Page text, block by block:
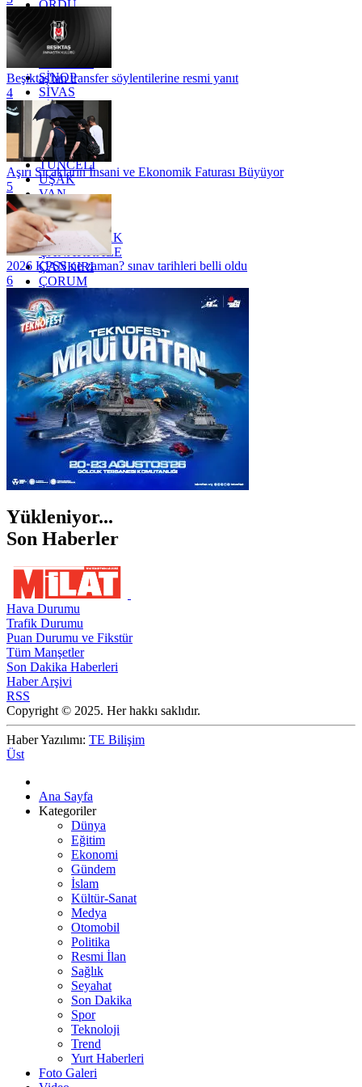
ORDU
OSMANİYE
RİZE
SAKARYA
SİNOP
SİVAS
SİİRT
TEKİRDAĞ
TOKAT
TRABZON
TUNCELİ
UŞAK
VAN
YALOVA
YOZGAT
ZONGULDAK
ÇANAKKALE
ÇANKIRI
ÇORUM
İSTANBUL
İZMİR
ŞANLIURFA
ŞIRNAK
Beşiktaş'tan transfer söylentilerine resmi yanıt
4
Aşırı Sıcakların İnsani ve Ekonomik Faturası Büyüyor
5
2026 KPSS ne zaman? sınav tarihleri belli oldu
6
Yükleniyor...
Son Haberler
Hava Durumu
Trafik Durumu
Puan Durumu ve Fikstür
Tüm Manşetler
Son Dakika Haberleri
Haber Arşivi
RSS
Copyright © 2025. Her hakkı saklıdır.
Haber Yazılımı: TE Bilişim
Üst
Ana Sayfa
Kategoriler
Dünya
Eğitim
Ekonomi
Gündem
İslam
Kültür-Sanat
Medya
Otomobil
Politika
Resmi İlan
Sağlık
Seyahat
Son Dakika
Spor
Teknoloji
Trend
Yurt Haberleri
Foto Galeri